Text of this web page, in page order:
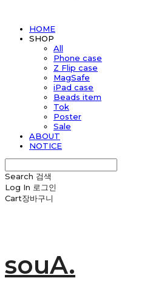
HOME
SHOP
All
Phone case
Z Flip case
MagSafe
iPad case
Beads item
Tok
Poster
Sale
ABOUT
NOTICE
Search 검색
Log In 로그인
Cart장바구니
souA.